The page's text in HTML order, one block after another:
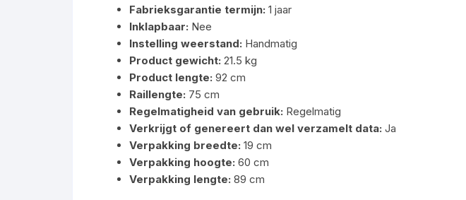
Fabrieksgarantie termijn: 1 jaar
Inklapbaar: Nee
Instelling weerstand: Handmatig
Product gewicht: 21.5 kg
Product lengte: 92 cm
Raillengte: 75 cm
Regelmatigheid van gebruik: Regelmatig
Verkrijgt of genereert dan wel verzamelt data: Ja
Verpakking breedte: 19 cm
Verpakking hoogte: 60 cm
Verpakking lengte: 89 cm